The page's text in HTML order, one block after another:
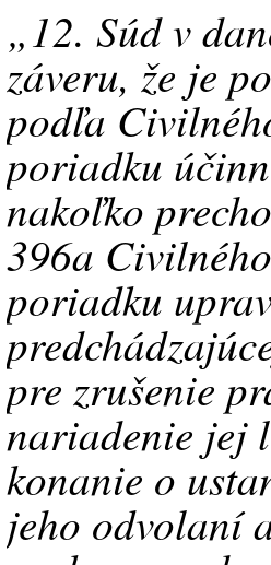
„12. Súd v
záveru, že je
podľa
poriadku
nakoľko
396a
poriadku
pre zrušenie
nariadenie jej
konanie o
jeho odvolaní